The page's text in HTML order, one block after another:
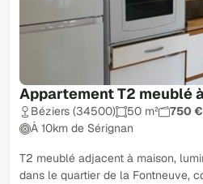
Appartement T2 meublé
Béziers (34500) 50 m²
750
À 10km de Sérignan
T2 meublé adjacent à maison,
dans le quartier de la Fontneuve,